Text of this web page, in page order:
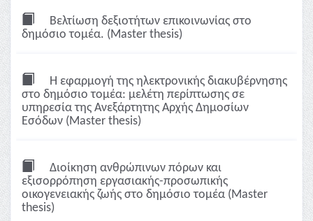
Βελτίωση δεξιοτήτων επικοινωνίας στο
δημόσιο τομέα. (Master thesis)
Η εφαρμογή της ηλεκτρονικής διακυβέρνησης
στο δημόσιο τομέα: μελέτη περίπτωσης σε
υπηρεσία της Ανεξάρτητης Αρχής Δημοσίων
Εσόδων (Master thesis)
Διοίκηση ανθρώπινων πόρων και
εξισορρόπηση εργασιακής-προσωπικής
οικογενειακής ζωής στο δημόσιο τομέα (Master
thesis)